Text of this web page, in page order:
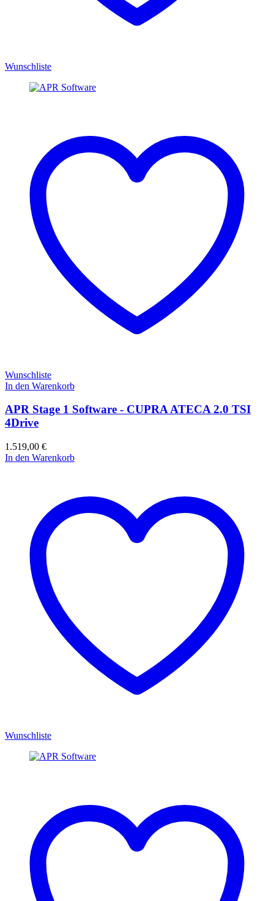
Wunschliste
Wunschliste
In den Warenkorb
APR Stage 1 Software - CUPRA ATECA 2.0 TSI
4Drive
1.519,00 €
In den Warenkorb
Wunschliste